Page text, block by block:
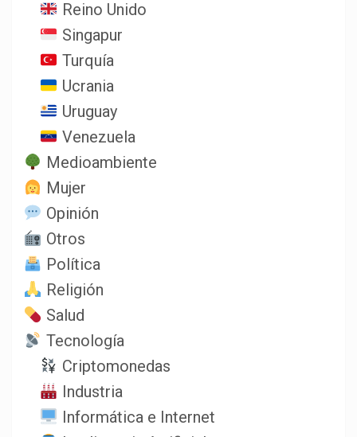
Reino Unido
Singapur
Turquía
Ucrania
Uruguay
Venezuela
Medioambiente
Mujer
Opinión
Otros
Política
Religión
Salud
Tecnología
Criptomonedas
Industria
Informática e Internet